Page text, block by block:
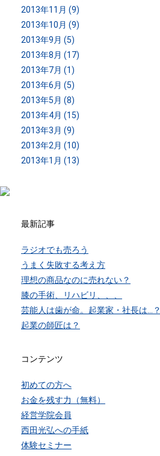
2013年11月 (9)
2013年10月 (9)
2013年9月 (5)
2013年8月 (17)
2013年7月 (1)
2013年6月 (5)
2013年5月 (8)
2013年4月 (15)
2013年3月 (9)
2013年2月 (10)
2013年1月 (13)
最新記事
ラジオでも売ろう
うまく失敗する考え方
理想の商品なのに売れない？
膝の手術、リハビリ、、、
芸能人は歯が命。起業家・社長は…？
起業の師匠は？
コンテンツ
初めての方へ
お金を残す力（無料）
経営学院会員
西田光弘への手紙
体験セミナー